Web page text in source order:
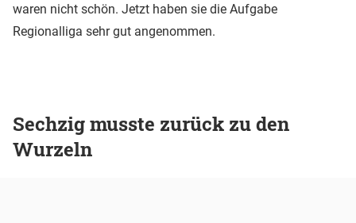
waren nicht schön. Jetzt haben sie die Aufgabe
Regionalliga sehr gut angenommen.
Sechzig musste zurück zu den
Wurzeln